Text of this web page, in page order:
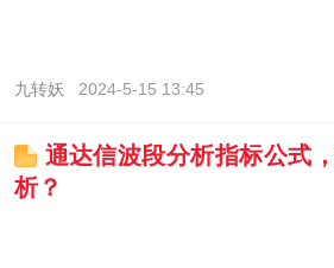
九转妖 2024-5-15 13:45
通达信波段分析指标公式
析？